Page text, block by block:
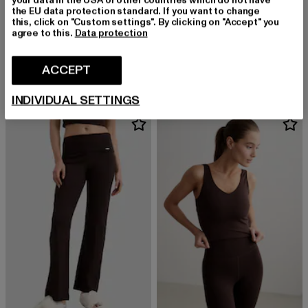
AIMN
Sense
EUR 71,99
Derzeitiger Preis: EUR 71,99
EUR 79,99
the EU data protection standard. If you want to change
this, click on "Custom settings". By clicking on "Accept" you
agree to this. Data protection
ACCEPT
INDIVIDUAL SETTINGS